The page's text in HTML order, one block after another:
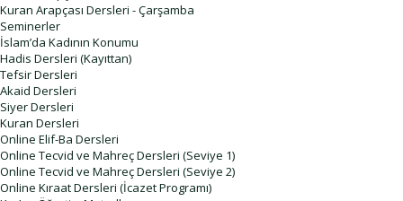
Kuran Arapçası Dersleri - Çarşamba
Seminerler
İslam’da Kadının Konumu
Hadis Dersleri (Kayıttan)
Tefsir Dersleri
Akaid Dersleri
Siyer Dersleri
Kuran Dersleri
Online Elif-Ba Dersleri
Online Tecvid ve Mahreç Dersleri (Seviye 1)
Online Tecvid ve Mahreç Dersleri (Seviye 2)
Online Kıraat Dersleri (İcazet Programı)